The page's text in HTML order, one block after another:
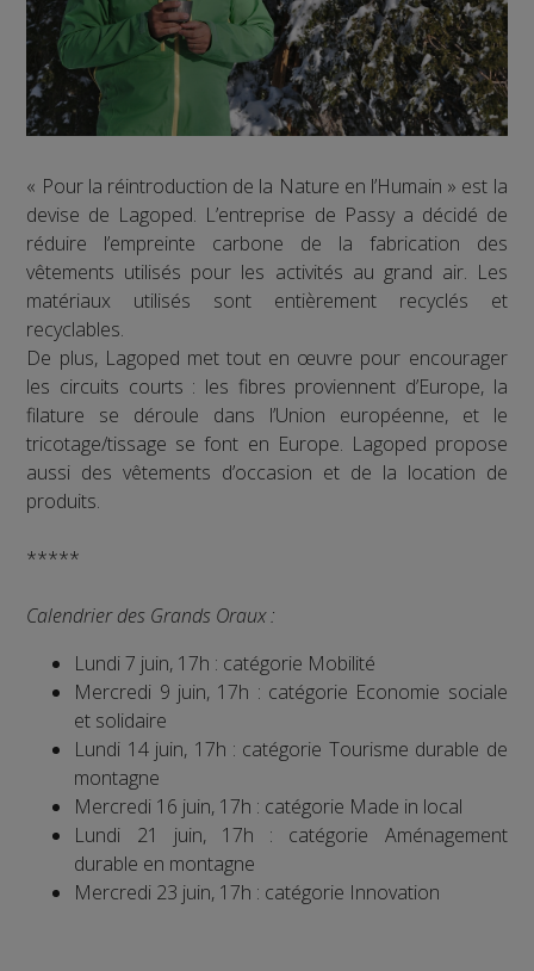
« Pour la réintroduction de la Nature en l’Humain » est la
devise de Lagoped. L’entreprise de Passy a décidé de
réduire l’empreinte carbone de la fabrication des
vêtements utilisés pour les activités au grand air. Les
matériaux utilisés sont entièrement recyclés et
recyclables.
De plus, Lagoped met tout en œuvre pour encourager
les circuits courts : les fibres proviennent d’Europe, la
filature se déroule dans l’Union européenne, et le
tricotage/tissage se font en Europe. Lagoped propose
aussi des vêtements d’occasion et de la location de
produits.
*****
Calendrier des Grands Oraux :
Lundi 7 juin, 17h : catégorie Mobilité
Mercredi 9 juin, 17h : catégorie Economie sociale
et solidaire
Lundi 14 juin, 17h : catégorie Tourisme durable de
montagne
Mercredi 16 juin, 17h : catégorie Made in local
Lundi 21 juin, 17h : catégorie Aménagement
durable en montagne
Mercredi 23 juin, 17h : catégorie Innovation